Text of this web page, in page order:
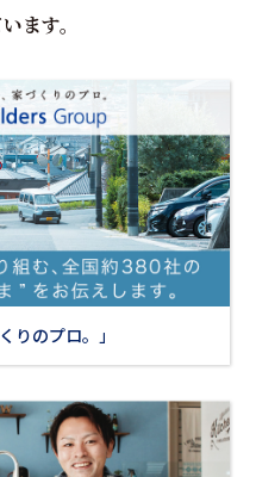
ます。
りのプロ。」